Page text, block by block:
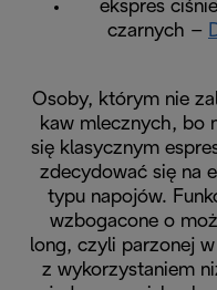
ekspres
czarnych –
Osoby, którym nie
kaw mlecznych, bo
się klasycznym
zdecydować się na
typu napojów.
wzbogacone o
long, czyli parzonej
z wykorzystaniem